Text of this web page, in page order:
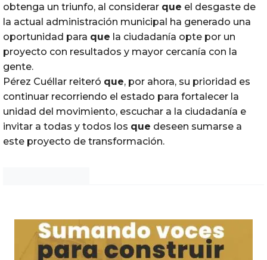
obtenga un triunfo, al considerar que el desgaste de
la actual administración municipal ha generado una
oportunidad para que la ciudadanía opte por un
proyecto con resultados y mayor cercanía con la
gente.
Pérez Cuéllar reiteró que, por ahora, su prioridad es
continuar recorriendo el estado para fortalecer la
unidad del movimiento, escuchar a la ciudadanía e
invitar a todas y todos los que deseen sumarse a
este proyecto de transformación.